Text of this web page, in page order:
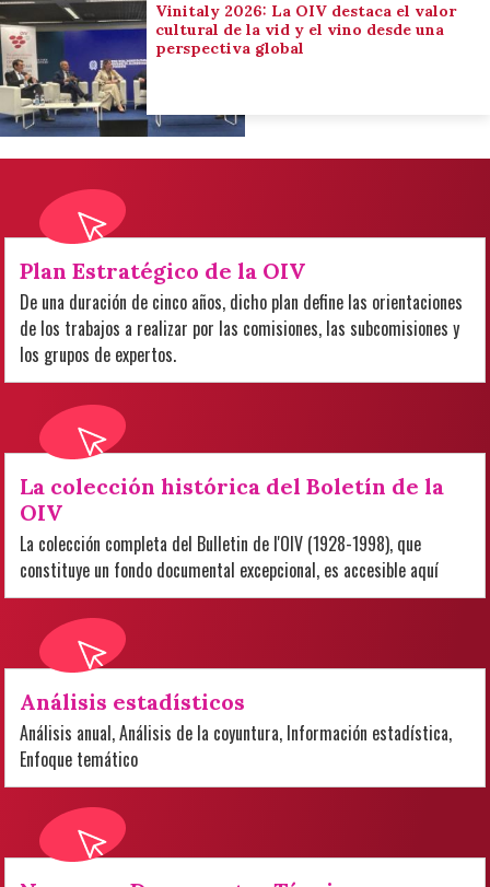
Vinitaly 2026: La OIV destaca el valor
cultural de la vid y el vino desde una
perspectiva global
Plan Estratégico de la OIV
De una duración de cinco años, dicho plan define las orientaciones
de los trabajos a realizar por las comisiones, las subcomisiones y
los grupos de expertos.
La colección histórica del Boletín de la
OIV
La colección completa del Bulletin de l'OIV (1928-1998), que
constituye un fondo documental excepcional, es accesible aquí
Análisis estadísticos
Análisis anual, Análisis de la coyuntura, Información estadística,
Enfoque temático